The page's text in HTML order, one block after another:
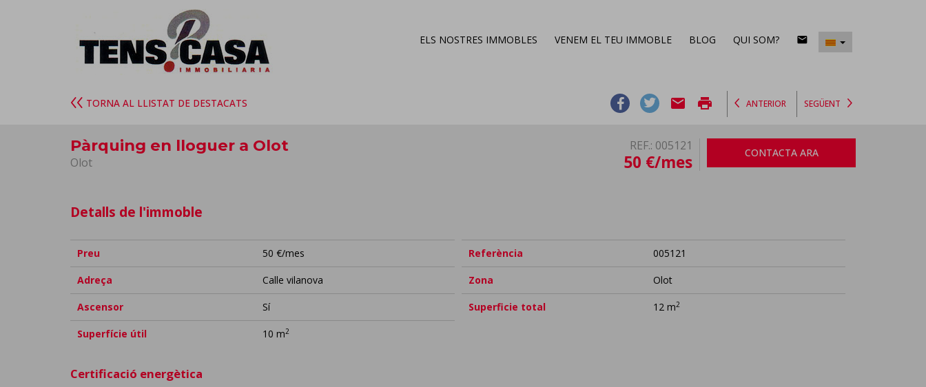
ELS NOSTRES IMMOBLES VENEM EL TEU IMMOBLE BLOG QUI SOM? email
TORNA AL LLISTAT DE DESTACATS email print ANTERIOR SEGÜENT
Pàrquing en lloguer a Olot
Olot
REF.: 005121
50 €/mes CONTACTA ARA
Detalls de l'immoble
Preu 50 €/mes Referència 005121
Adreça Calle vilanova Zona Olot
Ascensor Sí Superficie total 12 m2
Superfície útil 10 m2
Certificació energètica